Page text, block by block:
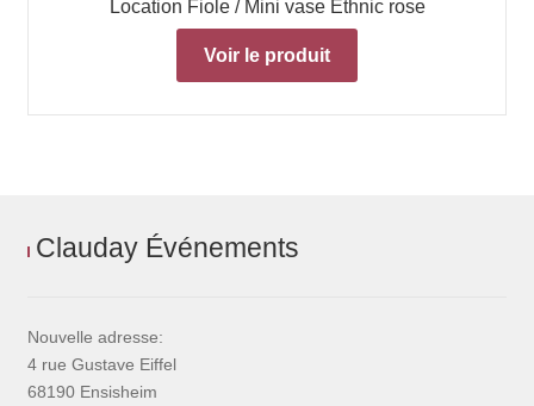
Location Fiole / Mini vase Ethnic rose
Voir le produit
Clauday Événements
Nouvelle adresse:
4 rue Gustave Eiffel
68190 Ensisheim